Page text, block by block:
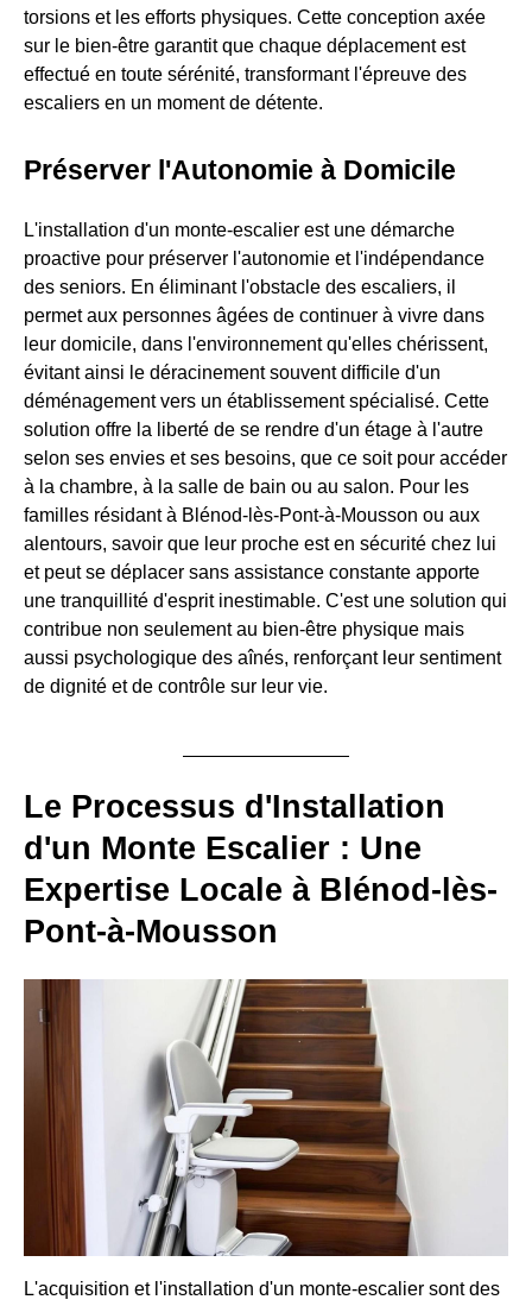
torsions et les efforts physiques. Cette conception axée
sur le bien-être garantit que chaque déplacement est
effectué en toute sérénité, transformant l'épreuve des
escaliers en un moment de détente.
Préserver l'Autonomie à Domicile
L'installation d'un monte-escalier est une démarche
proactive pour préserver l'autonomie et l'indépendance
des seniors. En éliminant l'obstacle des escaliers, il
permet aux personnes âgées de continuer à vivre dans
leur domicile, dans l'environnement qu'elles chérissent,
évitant ainsi le déracinement souvent difficile d'un
déménagement vers un établissement spécialisé. Cette
solution offre la liberté de se rendre d'un étage à l'autre
selon ses envies et ses besoins, que ce soit pour accéder
à la chambre, à la salle de bain ou au salon. Pour les
familles résidant à Blénod-lès-Pont-à-Mousson ou aux
alentours, savoir que leur proche est en sécurité chez lui
et peut se déplacer sans assistance constante apporte
une tranquillité d'esprit inestimable. C'est une solution qui
contribue non seulement au bien-être physique mais
aussi psychologique des aînés, renforçant leur sentiment
de dignité et de contrôle sur leur vie.
Le Processus d'Installation
d'un Monte Escalier : Une
Expertise Locale à Blénod-lès-
Pont-à-Mousson
L'acquisition et l'installation d'un monte-escalier sont des